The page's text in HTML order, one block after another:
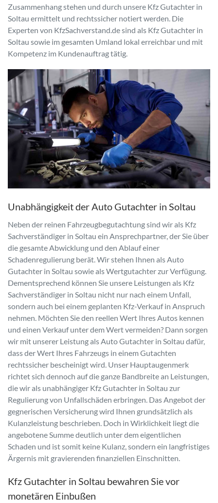
Zusammenhang stehen und durch unsere Kfz Gutachter in
Soltau ermittelt und rechtssicher notiert werden. Die
Experten von KfzSachverstand.de sind als Kfz Gutachter in
Soltau sowie im gesamten Umland lokal erreichbar und mit
Kompetenz im Kundenauftrag tätig.
Unabhängigkeit der Auto Gutachter in Soltau
Neben der reinen Fahrzeugbegutachtung sind wir als Kfz
Sachverständiger in Soltau ein Ansprechpartner, der Sie über
die gesamte Abwicklung und den Ablauf einer
Schadenregulierung berät. Wir stehen Ihnen als Auto
Gutachter in Soltau sowie als Wertgutachter zur Verfügung.
Dementsprechend können Sie unsere Leistungen als Kfz
Sachverständiger in Soltau nicht nur nach einem Unfall,
sondern auch bei einem geplanten Kfz-Verkauf in Anspruch
nehmen. Möchten Sie den reellen Wert Ihres Autos kennen
und einen Verkauf unter dem Wert vermeiden? Dann sorgen
wir mit unserer Leistung als Auto Gutachter in Soltau dafür,
dass der Wert Ihres Fahrzeugs in einem Gutachten
rechtssicher bescheinigt wird. Unser Hauptaugenmerk
richtet sich dennoch auf die ganze Bandbreite an Leistungen,
die wir als unabhängiger Kfz Gutachter in Soltau zur
Regulierung von Unfallschäden erbringen. Das Angebot der
gegnerischen Versicherung wird Ihnen grundsätzlich als
Kulanzleistung beschrieben. Doch in Wirklichkeit liegt die
angebotene Summe deutlich unter dem eigentlichen
Schaden und ist somit keine Kulanz, sondern ein langfristiges
Ärgernis mit gravierenden finanziellen Einschnitten.
Kfz Gutachter in Soltau bewahren Sie vor
monetären Einbußen